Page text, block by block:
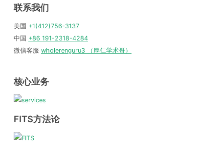
联系我们
美国 +1(412)756-3137
中国 +86 191-2318-4284
微信客服 wholerenguru3 （厚仁学术哥）
核心业务
FITS方法论